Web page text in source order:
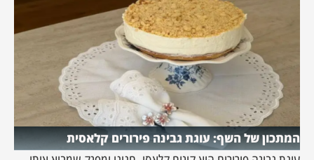
המתכון של השף: עוגת גבינה פירורים קלאסית